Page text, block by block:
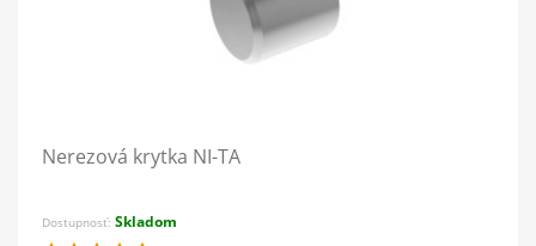
Nerezová krytka NI-TA
Dostupnosť: Skladom